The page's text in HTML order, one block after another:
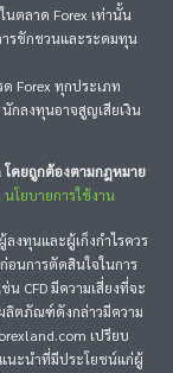
นตลาด Forex เท่านั้น
ารชักชวนและระดมทุน
Forex ทุกประเภท
กลงทุนอาจสูญเสียเงิน
ดยถูกต้องตามกฎหมาย
โยบายการใช้งาน
ลงทุนและผู้เก็งกำไรควร
อนการตัดสินใจในการ
น CFD มีความเสี่ยงที่จะ
ลิตภัณฑ์ดังกล่าวมีความ
เปรียบ
นะนำที่มีประโยชน์แก่ผู้